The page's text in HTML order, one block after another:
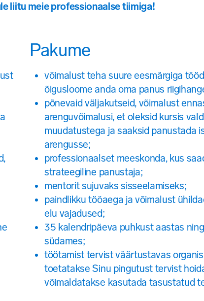
liitu meie professionaalse tiimiga!
Pakume
võimalust teha suure eesmärgiga
õigusloome anda oma panus
põnevaid väljakutseid, võimalust
arenguvõimalusi, et oleksid kursis
muudatustega ja saaksid panustada
arengusse;
professionaalset meeskonda, kus
strateegiline panustaja;
mentorit sujuvaks sisseelamiseks;
paindlikku tööaega ja võimalust
elu vajadused;
35 kalendripäeva puhkust aastas
südames;
töötamist tervist väärtustavas
toetatakse Sinu pingutust tervist
võimaldatakse kasutada tasustatud